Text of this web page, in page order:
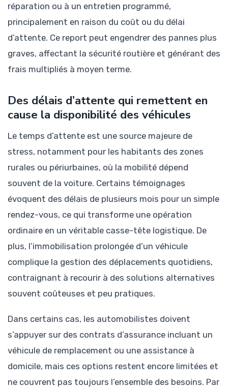
réparation ou à un entretien programmé,
principalement en raison du coût ou du délai
d’attente. Ce report peut engendrer des pannes plus
graves, affectant la sécurité routière et générant des
frais multipliés à moyen terme.
Des délais d’attente qui remettent en
cause la disponibilité des véhicules
Le temps d’attente est une source majeure de
stress, notamment pour les habitants des zones
rurales ou périurbaines, où la mobilité dépend
souvent de la voiture. Certains témoignages
évoquent des délais de plusieurs mois pour un simple
rendez-vous, ce qui transforme une opération
ordinaire en un véritable casse-tête logistique. De
plus, l’immobilisation prolongée d’un véhicule
complique la gestion des déplacements quotidiens,
contraignant à recourir à des solutions alternatives
souvent coûteuses et peu pratiques.
Dans certains cas, les automobilistes doivent
s’appuyer sur des contrats d’assurance incluant un
véhicule de remplacement ou une assistance à
domicile, mais ces options restent encore limitées et
ne couvrent pas toujours l’ensemble des besoins. Par